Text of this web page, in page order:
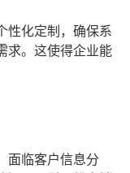
性化定制，确保系
求。这使得企业能
面临客户信息分